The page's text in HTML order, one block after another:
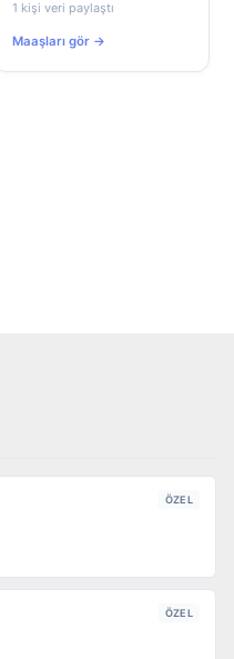
1 kişi veri paylaştı
Maaşları gör →
ÖZEL
ÖZEL